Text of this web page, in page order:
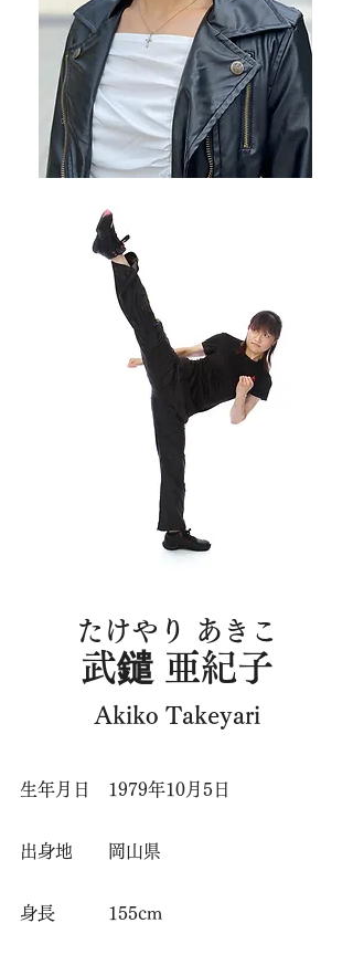
たけやり あきこ
武鑓 亜紀子
Akiko Takeyari
​生年月日 1979年10月5日
出身地 岡山県
身長 155cm